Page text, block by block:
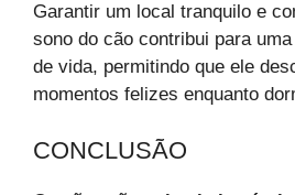
Garantir um local tranquilo e
sono do cão contribui para
de vida, permitindo que ele
momentos felizes enquanto
CONCLUSÃO